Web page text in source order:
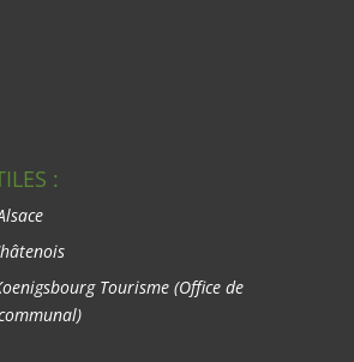
:
Tourisme (Office de